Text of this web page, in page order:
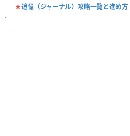
★追憶（ジャーナル）攻略一覧と進め方